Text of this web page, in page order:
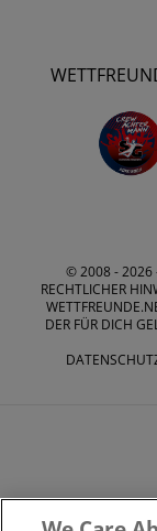
© 2008 - 2026
RECHTLICHER
DER FÜR DICH